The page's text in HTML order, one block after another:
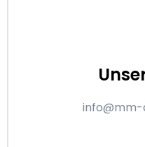
info@mm-